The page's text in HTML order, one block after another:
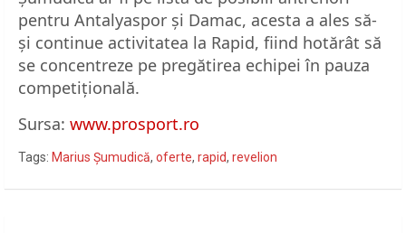
pentru Antalyaspor și Damac, acesta a ales să-
și continue activitatea la Rapid, fiind hotărât să
se concentreze pe pregătirea echipei în pauza
competițională.
Sursa: www.prosport.ro
Tags: Marius Șumudică, oferte, rapid, revelion